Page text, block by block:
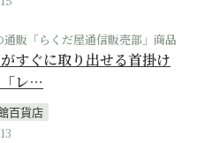
通販「らくだ屋通信販売部」商品
すぐに取り出せる首掛け
レ…
百貨店